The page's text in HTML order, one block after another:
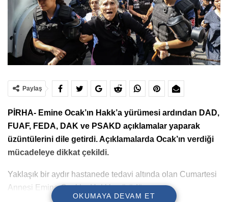
Paylaş
PİRHA- Emine Ocak’ın Hakk’a yürümesi ardından DAD,
FUAF, FEDA, DAK ve PSAKD açıklamalar yaparak
üzüntülerini dile getirdi. Açıklamalarda Ocak’ın verdiği
mücadeleye dikkat çekildi.
Yaklaşık bir aydır hastanede tedavi altında olan Cumartesi
Annesi Emine Ocak’ın Hakk’a yürüdü.
OKUMAYA DEVAM ET